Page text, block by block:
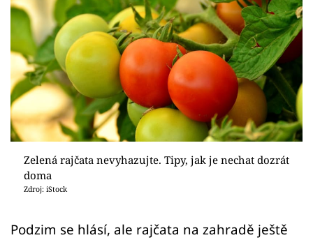
Design
Sledujte prima+
Přihlášení
Sledujte nás
Zelená rajčata nevyhazujte. Tipy, jak je nechat dozrát
doma
Zdroj: iStock
Podzim se hlásí, ale rajčata na zahradě ještě